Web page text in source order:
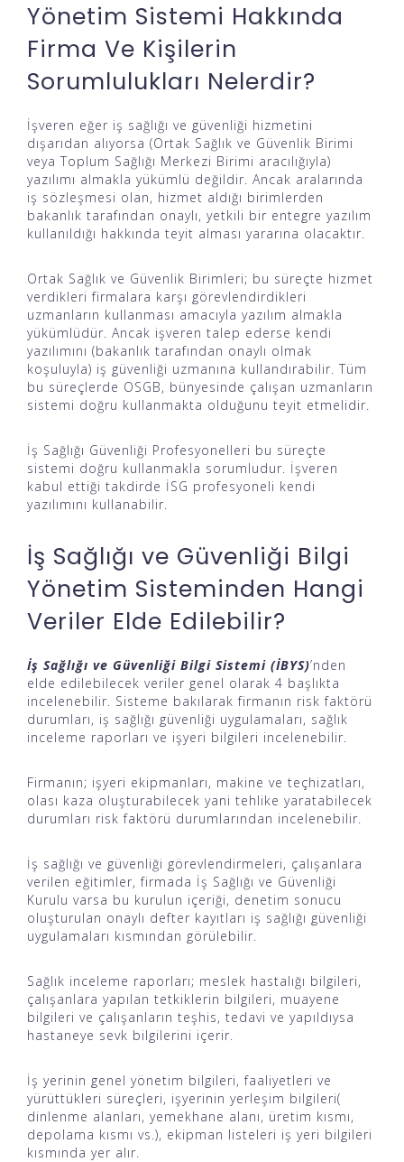
Yönetim Sistemi Hakkında
Firma Ve Kişilerin
Sorumlulukları Nelerdir?
İşveren eğer iş sağlığı ve güvenliği hizmetini
dışarıdan alıyorsa (Ortak Sağlık ve Güvenlik Birimi
veya Toplum Sağlığı Merkezi Birimi aracılığıyla)
yazılımı almakla yükümlü değildir. Ancak aralarında
iş sözleşmesi olan, hizmet aldığı birimlerden
bakanlık tarafından onaylı, yetkili bir entegre yazılım
kullanıldığı hakkında teyit alması yararına olacaktır.
Ortak Sağlık ve Güvenlik Birimleri; bu süreçte hizmet
verdikleri firmalara karşı görevlendirdikleri
uzmanların kullanması amacıyla yazılım almakla
yükümlüdür. Ancak işveren talep ederse kendi
yazılımını (bakanlık tarafından onaylı olmak
koşuluyla) iş güvenliği uzmanına kullandırabilir. Tüm
bu süreçlerde OSGB, bünyesinde çalışan uzmanların
sistemi doğru kullanmakta olduğunu teyit etmelidir.
İş Sağlığı Güvenliği Profesyonelleri bu süreçte
sistemi doğru kullanmakla sorumludur. İşveren
kabul ettiği takdirde İSG profesyoneli kendi
yazılımını kullanabilir.
İş Sağlığı ve Güvenliği Bilgi
Yönetim Sisteminden Hangi
Veriler Elde Edilebilir?
İş Sağlığı ve Güvenliği Bilgi Sistemi (İBYS)’nden
elde edilebilecek veriler genel olarak 4 başlıkta
incelenebilir. Sisteme bakılarak firmanın risk faktörü
durumları, iş sağlığı güvenliği uygulamaları, sağlık
inceleme raporları ve işyeri bilgileri incelenebilir.
Firmanın; işyeri ekipmanları, makine ve teçhizatları,
olası kaza oluşturabilecek yani tehlike yaratabilecek
durumları risk faktörü durumlarından incelenebilir.
İş sağlığı ve güvenliği görevlendirmeleri, çalışanlara
verilen eğitimler, firmada İş Sağlığı ve Güvenliği
Kurulu varsa bu kurulun içeriği, denetim sonucu
oluşturulan onaylı defter kayıtları iş sağlığı güvenliği
uygulamaları kısmından görülebilir.
Sağlık inceleme raporları; meslek hastalığı bilgileri,
çalışanlara yapılan tetkiklerin bilgileri, muayene
bilgileri ve çalışanların teşhis, tedavi ve yapıldıysa
hastaneye sevk bilgilerini içerir.
İş yerinin genel yönetim bilgileri, faaliyetleri ve
yürüttükleri süreçleri, işyerinin yerleşim bilgileri(
dinlenme alanları, yemekhane alanı, üretim kısmı,
depolama kısmı vs.), ekipman listeleri iş yeri bilgileri
kısmında yer alır.